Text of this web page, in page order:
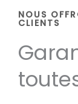
NOUS
CLIENTS